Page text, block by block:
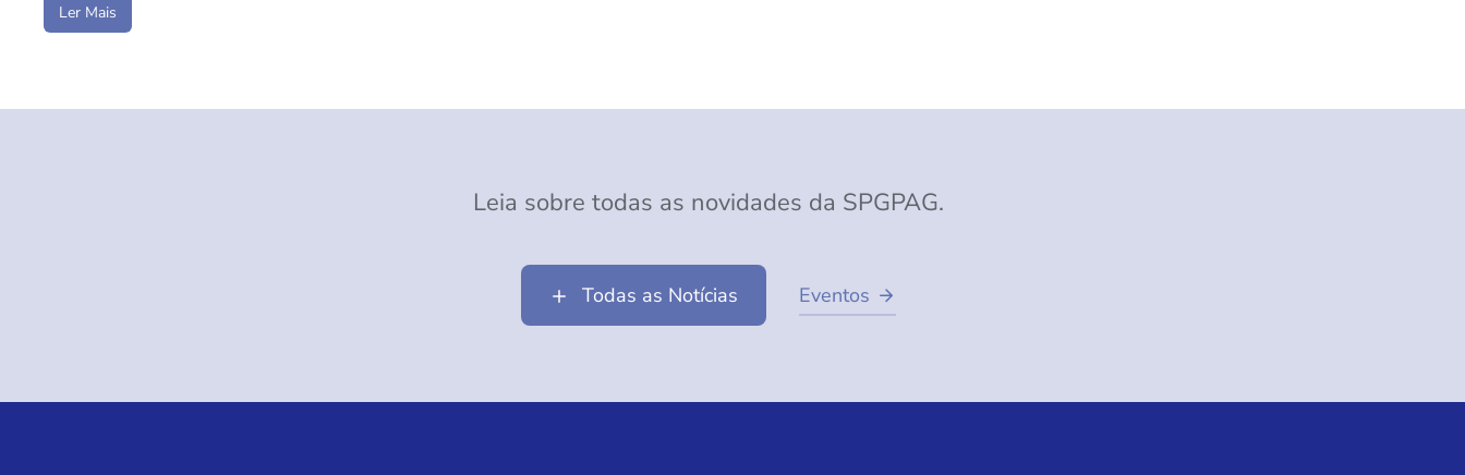
Ler Mais
Leia sobre todas as novidades da SPGPAG.
Todas as Notícias Eventos